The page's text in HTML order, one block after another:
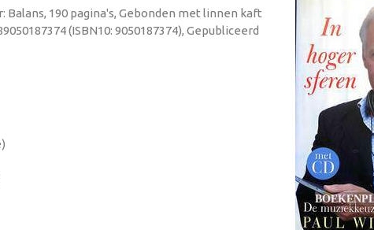
Balans, 190 pagina's, Gebonden met linnen kaft
(ISBN10: 9050187374), Gepubliceerd